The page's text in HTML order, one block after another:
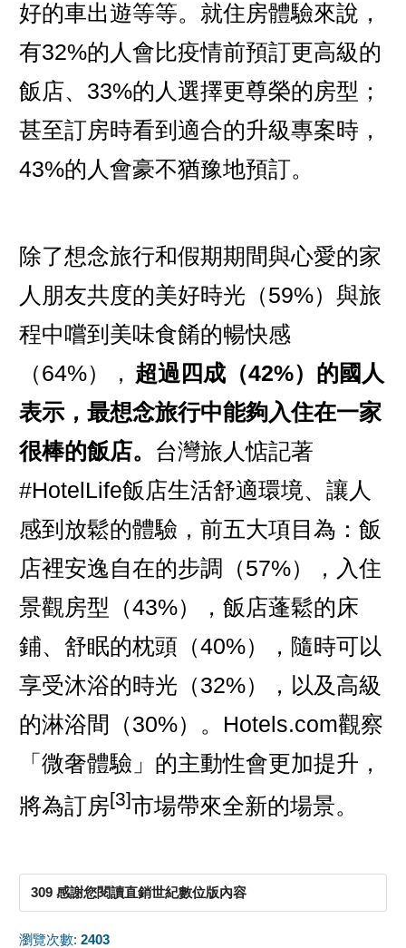
好的車出遊等等。就住房體驗來說，
有32%的人會比疫情前預訂更高級的
飯店、33%的人選擇更尊榮的房型；
甚至訂房時看到適合的升級專案時，
43%的人會豪不猶豫地預訂。
除了想念旅行和假期期間與心愛的家
人朋友共度的美好時光（59%）與旅
程中嚐到美味食餚的暢快感
（64%）， 超過四成（42%）的國人
表示，最想念旅行中能夠入住在一家
很棒的飯店。 台灣旅人惦記著
#HotelLife飯店生活舒適環境、讓人
感到放鬆的體驗，前五大項目為：飯
店裡安逸自在的步調（57%），入住
景觀房型（43%），飯店蓬鬆的床
鋪、舒眠的枕頭（40%），隨時可以
享受沐浴的時光（32%），以及高級
的淋浴間（30%）。Hotels.com觀察
「微奢體驗」的主動性會更加提升，
將為訂房[3]市場帶來全新的場景。
309 感謝您閱讀直銷世紀數位版內容
瀏覽次數: 2403